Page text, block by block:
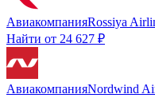
АвиакомпанияRossiya
Найти от 24 627 ₽
АвиакомпанияNordwind